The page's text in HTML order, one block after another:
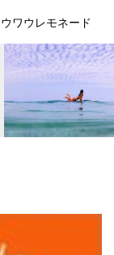
ワウレモネード